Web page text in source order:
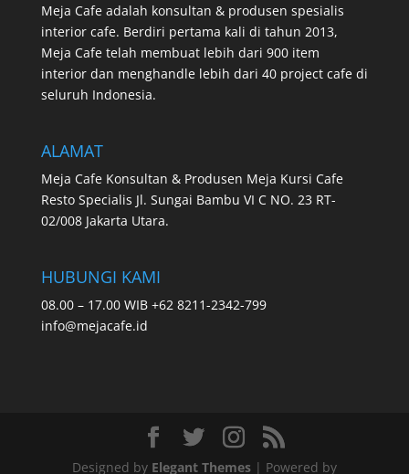
Meja Cafe adalah konsultan & produsen spesialis
interior cafe. Berdiri pertama kali di tahun 2013,
Meja Cafe telah membuat lebih dari 900 item
interior dan menghandle lebih dari 40 project cafe di
seluruh Indonesia.
ALAMAT
Meja Cafe Konsultan & Produsen Meja Kursi Cafe
Resto Specialis Jl. Sungai Bambu VI C NO. 23 RT-
02/008 Jakarta Utara.
HUBUNGI KAMI
08.00 – 17.00 WIB +62 8211-2342-799
info@mejacafe.id
Designed by Elegant Themes| Powered by